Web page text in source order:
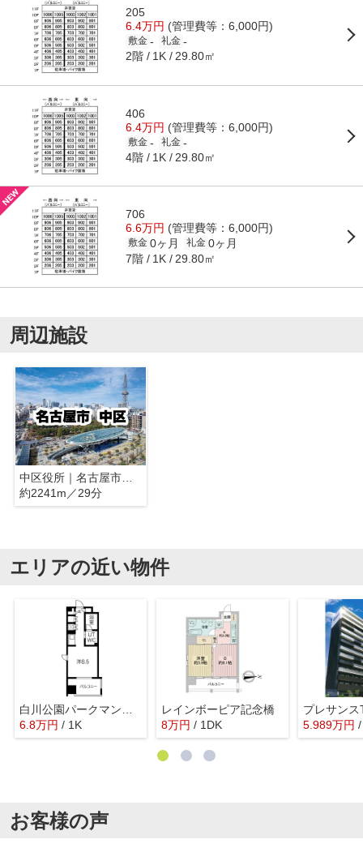
205
6.4万円 (管理費等：6,000円)
敷金 - 礼金 -
2階 1K 29.80㎡
406
6.4万円 (管理費等：6,000円)
敷金 - 礼金 -
4階 1K 29.80㎡
706
6.6万円 (管理費等：6,000円)
敷金 0ヶ月 礼金 0ヶ月
7階 1K 29.80㎡
周辺施設
中区役所｜名古屋市中区
約2241m／29分
エリアの近い物件
6.8万円 / 1K
レインボーピア記念橋
8万円 / 1DK
プレサンス
5.989万円
お客様の声